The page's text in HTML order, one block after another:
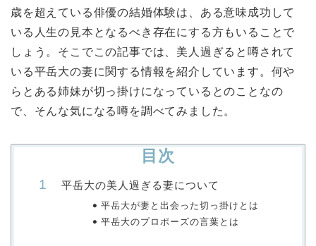
歳を超えている俳優の結婚体験は、ある意味成功して
いる人生の見本となるべき存在にする方もいることで
しょう。そこでこの記事では、美人過ぎると噂されて
いる平岳大の妻に関する情報を紹介しています。何や
らとある姉妹が切っ掛けになっているとのことなの
で、そんな気になる噂を調べてみました。
目次
平岳大の美人過ぎる妻について
平岳大が妻と出会った切っ掛けとは
平岳大のプロポーズの言葉とは